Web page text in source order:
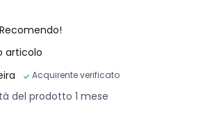
articolo
Acquirente verificato
del prodotto 1 mese